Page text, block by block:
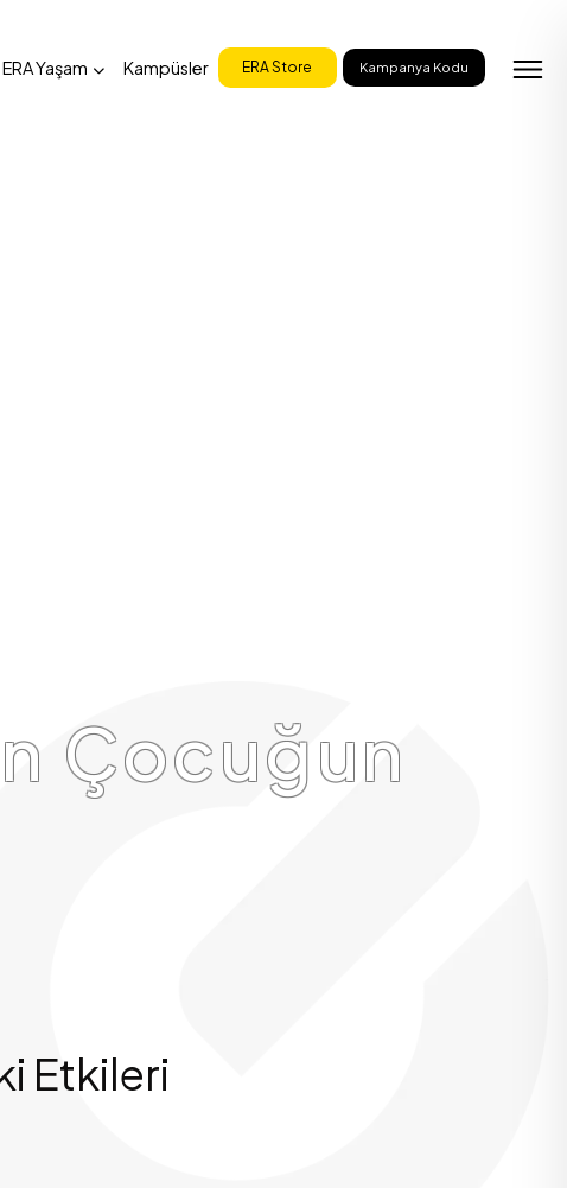
ERA Yaşam Kampüsler ERA Store Kampanya Kodu
Çocuğun
Etkileri